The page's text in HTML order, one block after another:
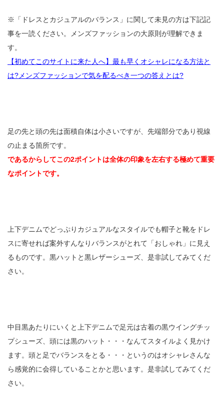
※「ドレスとカジュアルのバランス」に関して未見の方は下記記
事を一読ください。メンズファッションの大原則が理解できま
す。
【初めてこのサイトに来た人へ】最も早くオシャレになる方法と
は?メンズファッションで気を配るべき一つの答えとは?
足の先と頭の先は面積自体は小さいですが、先端部分であり視線
の止まる箇所です。
であるからしてこの2ポイントは全体の印象を左右する極めて重要
なポイントです。
上下デニムでどっぷりカジュアルなスタイルでも帽子と靴をドレ
スに寄せれば案外すんなりバランスがとれて「おしゃれ」に見え
るものです。黒ハットと黒レザーシューズ、是非試してみてくだ
さい。
中目黒あたりにいくと上下デニムで足元は古着の黒ウイングチッ
プシューズ、頭には黒のハット・・・なんてスタイルよく見かけ
ます。頭と足でバランスをとる・・・というのはオシャレさんな
ら感覚的に会得していることかと思います。是非試してみてくだ
さい。